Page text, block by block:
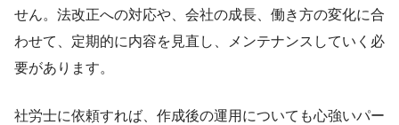
せん。法改正への対応や、会社の成長、働き方の変化に合
わせて、定期的に内容を見直し、メンテナンスしていく必
要があります。
社労士に依頼すれば、作成後の運用についても心強いパー